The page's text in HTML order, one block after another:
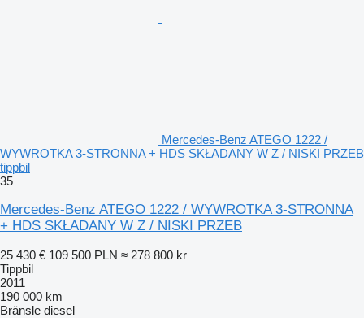
Mercedes-Benz ATEGO 1222 /
WYWROTKA 3-STRONNA + HDS SKŁADANY W Z / NISKI PRZEB
tippbil
35
Mercedes-Benz ATEGO 1222 / WYWROTKA 3-STRONNA
+ HDS SKŁADANY W Z / NISKI PRZEB
25 430 € 109 500 PLN ≈ 278 800 kr
Tippbil
2011
190 000 km
Bränsle diesel